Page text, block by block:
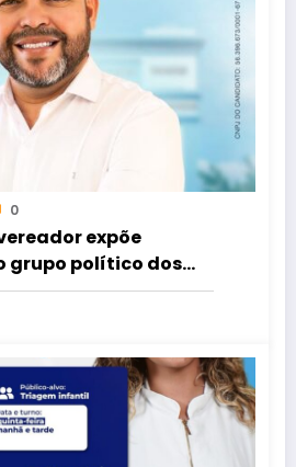
0
expõe
grupo político dos